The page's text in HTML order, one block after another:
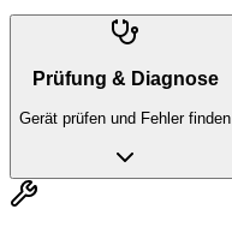
Prüfung & Diagnose
Gerät prüfen und Fehler finden